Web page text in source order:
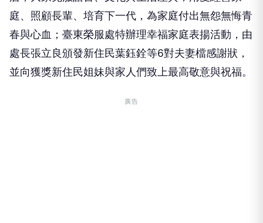
庭、照顧長輩、培育下一代，為家庭付出無怨無悔青
春與心血；臺東榮服處特辦理幸福家庭表揚活動，由
處長張立良頒發新住民葉鈺銓等6對夫妻檔感謝狀，
並向獲獎新住民姐妹與家人們致上最高敬意與祝福。
廣告